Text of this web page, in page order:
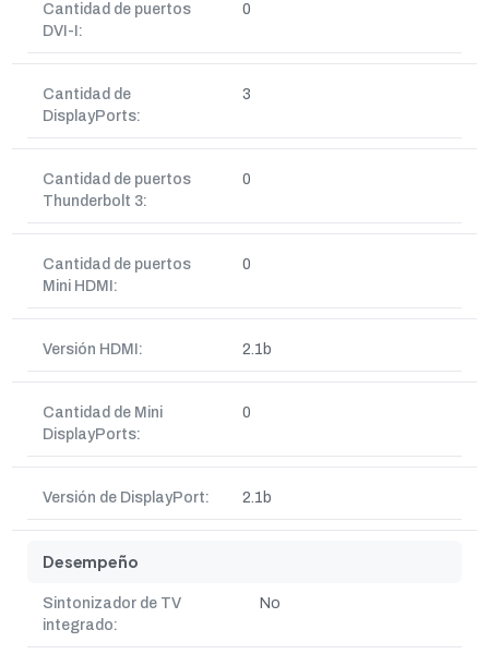
Cantidad de puertos
DVI-I:
0
Cantidad de
DisplayPorts:
3
Cantidad de puertos
Thunderbolt 3:
0
Cantidad de puertos
Mini HDMI:
0
Versión HDMI: 2.1b
Cantidad de Mini
DisplayPorts:
0
Versión de DisplayPort: 2.1b
Desempeño
Sintonizador de TV
integrado:
No